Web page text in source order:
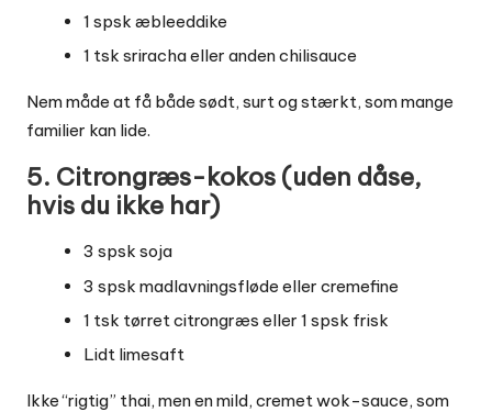
1 spsk æbleeddike
1 tsk sriracha eller anden chilisauce
Nem måde at få både sødt, surt og stærkt, som mange
familier kan lide.
5. Citrongræs-kokos (uden dåse,
hvis du ikke har)
3 spsk soja
3 spsk madlavningsfløde eller cremefine
1 tsk tørret citrongræs eller 1 spsk frisk
Lidt limesaft
Ikke “rigtig” thai, men en mild, cremet wok-sauce, som